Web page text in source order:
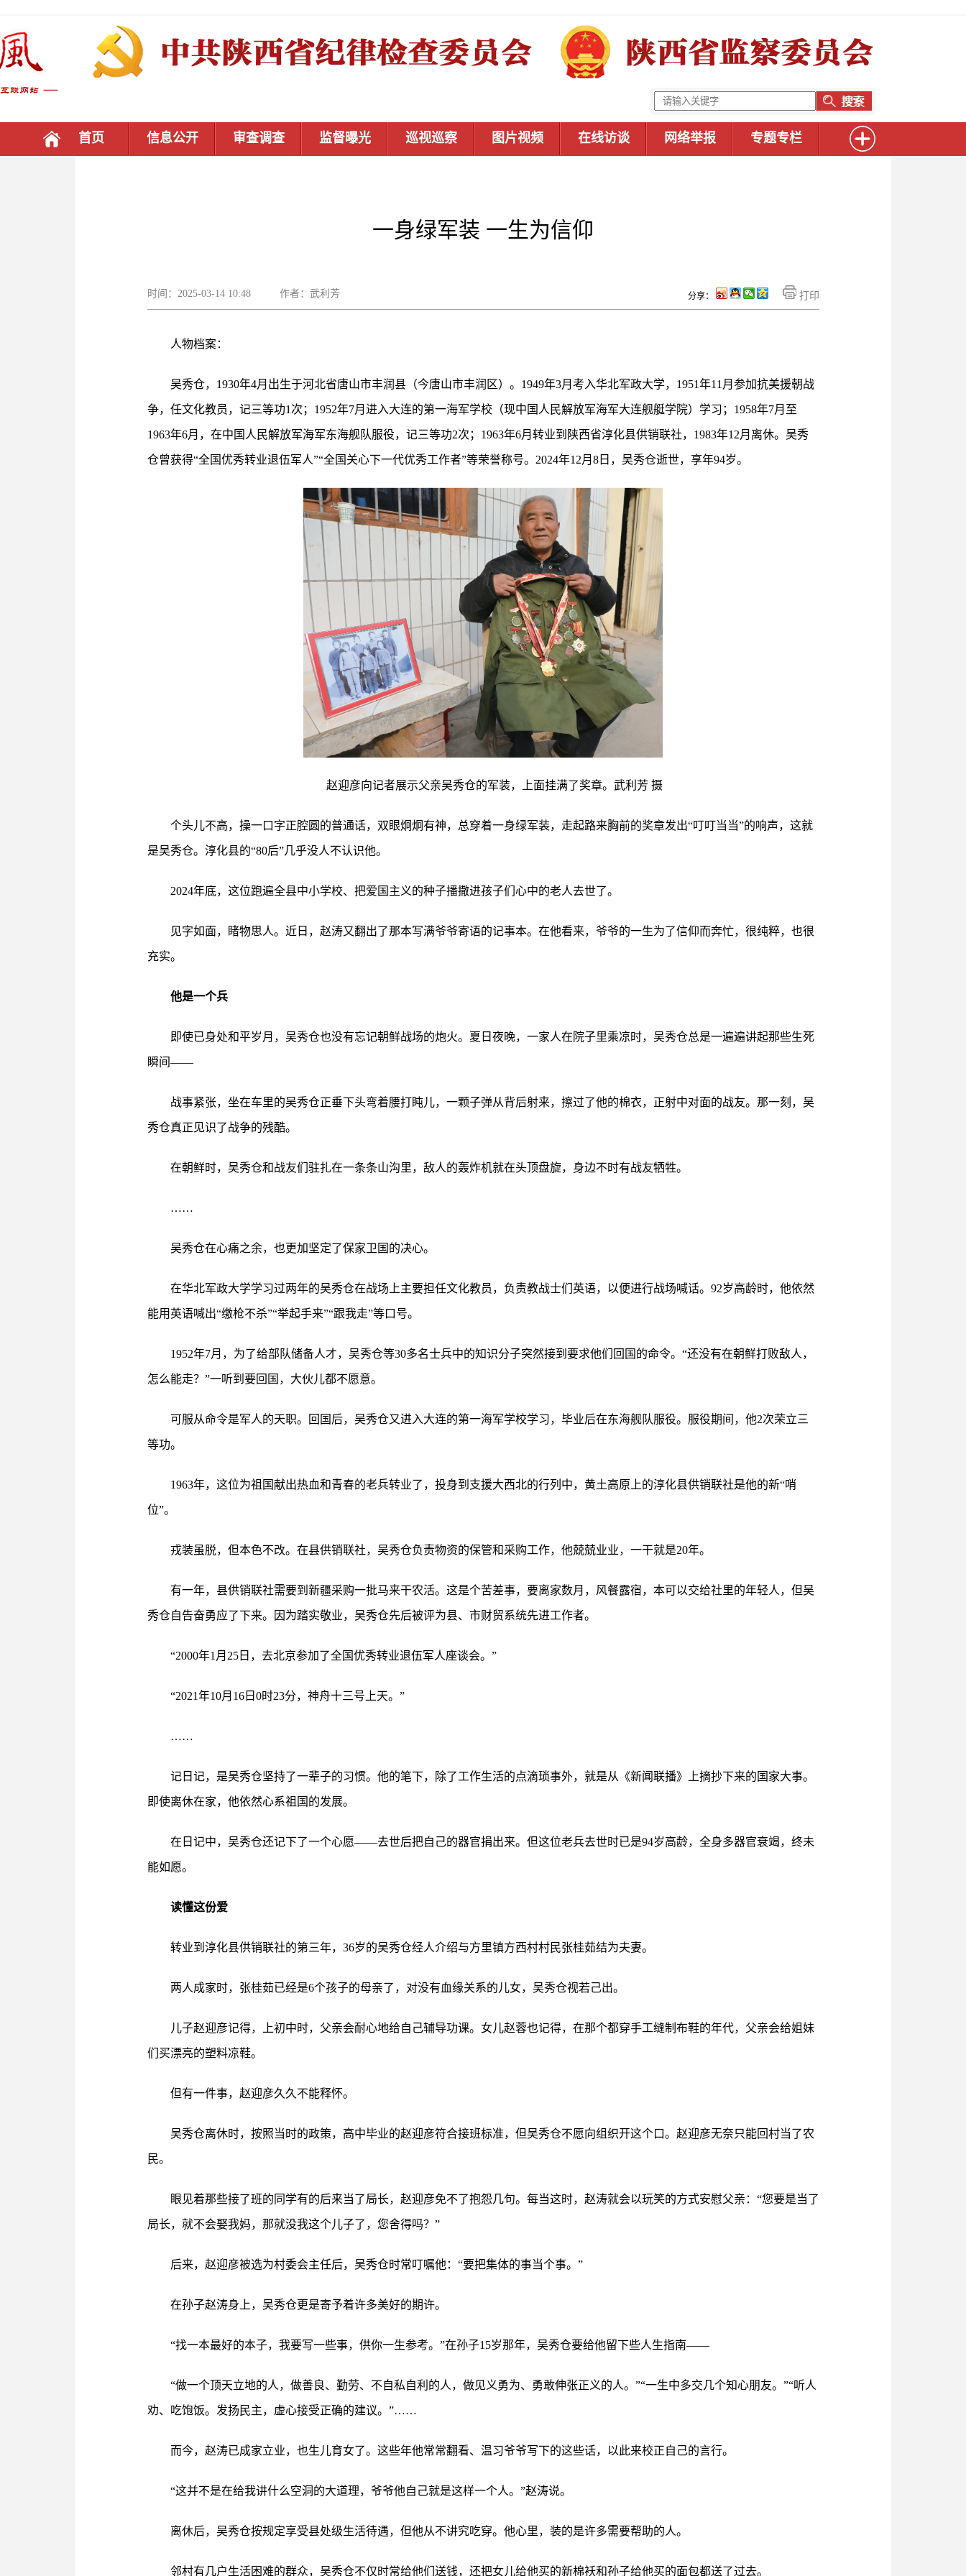
首页 信息公开 审查调查 监督曝光 巡视巡察 图片视频 在线访谈 网络举报 专题专栏
一身绿军装 一生为信仰
时间：2025-03-14 10:48 作者：武利芳 打印
分享：
人物档案：
吴秀仓，1930年4月出生于河北省唐山市丰润县（今唐山市丰润区）。1949年3月考入华北军政大学，1951年11月参加抗美援朝战
争，任文化教员，记三等功1次；1952年7月进入大连的第一海军学校（现中国人民解放军海军大连舰艇学院）学习；1958年7月至
1963年6月，在中国人民解放军海军东海舰队服役，记三等功2次；1963年6月转业到陕西省淳化县供销联社，1983年12月离休。吴秀
仓曾获得“全国优秀转业退伍军人”“全国关心下一代优秀工作者”等荣誉称号。2024年12月8日，吴秀仓逝世，享年94岁。
赵迎彦向记者展示父亲吴秀仓的军装，上面挂满了奖章。武利芳 摄
个头儿不高，操一口字正腔圆的普通话，双眼炯炯有神，总穿着一身绿军装，走起路来胸前的奖章发出“叮叮当当”的响声，这就
是吴秀仓。淳化县的“80后”几乎没人不认识他。
2024年底，这位跑遍全县中小学校、把爱国主义的种子播撒进孩子们心中的老人去世了。
见字如面，睹物思人。近日，赵涛又翻出了那本写满爷爷寄语的记事本。在他看来，爷爷的一生为了信仰而奔忙，很纯粹，也很
充实。
他是一个兵
即使已身处和平岁月，吴秀仓也没有忘记朝鲜战场的炮火。夏日夜晚，一家人在院子里乘凉时，吴秀仓总是一遍遍讲起那些生死
瞬间——
战事紧张，坐在车里的吴秀仓正垂下头弯着腰打盹儿，一颗子弹从背后射来，擦过了他的棉衣，正射中对面的战友。那一刻，吴
秀仓真正见识了战争的残酷。
在朝鲜时，吴秀仓和战友们驻扎在一条条山沟里，敌人的轰炸机就在头顶盘旋，身边不时有战友牺牲。
……
吴秀仓在心痛之余，也更加坚定了保家卫国的决心。
在华北军政大学学习过两年的吴秀仓在战场上主要担任文化教员，负责教战士们英语，以便进行战场喊话。92岁高龄时，他依然
能用英语喊出“缴枪不杀”“举起手来”“跟我走”等口号。
1952年7月，为了给部队储备人才，吴秀仓等30多名士兵中的知识分子突然接到要求他们回国的命令。“还没有在朝鲜打败敌人，
怎么能走？”一听到要回国，大伙儿都不愿意。
可服从命令是军人的天职。回国后，吴秀仓又进入大连的第一海军学校学习，毕业后在东海舰队服役。服役期间，他2次荣立三
等功。
1963年，这位为祖国献出热血和青春的老兵转业了，投身到支援大西北的行列中，黄土高原上的淳化县供销联社是他的新“哨
位”。
戎装虽脱，但本色不改。在县供销联社，吴秀仓负责物资的保管和采购工作，他兢兢业业，一干就是20年。
有一年，县供销联社需要到新疆采购一批马来干农活。这是个苦差事，要离家数月，风餐露宿，本可以交给社里的年轻人，但吴
秀仓自告奋勇应了下来。因为踏实敬业，吴秀仓先后被评为县、市财贸系统先进工作者。
“2000年1月25日，去北京参加了全国优秀转业退伍军人座谈会。”
“2021年10月16日0时23分，神舟十三号上天。”
……
记日记，是吴秀仓坚持了一辈子的习惯。他的笔下，除了工作生活的点滴琐事外，就是从《新闻联播》上摘抄下来的国家大事。
即使离休在家，他依然心系祖国的发展。
在日记中，吴秀仓还记下了一个心愿——去世后把自己的器官捐出来。但这位老兵去世时已是94岁高龄，全身多器官衰竭，终未
能如愿。
读懂这份爱
转业到淳化县供销联社的第三年，36岁的吴秀仓经人介绍与方里镇方西村村民张桂茹结为夫妻。
两人成家时，张桂茹已经是6个孩子的母亲了，对没有血缘关系的儿女，吴秀仓视若己出。
儿子赵迎彦记得，上初中时，父亲会耐心地给自己辅导功课。女儿赵蓉也记得，在那个都穿手工缝制布鞋的年代，父亲会给姐妹
们买漂亮的塑料凉鞋。
但有一件事，赵迎彦久久不能释怀。
吴秀仓离休时，按照当时的政策，高中毕业的赵迎彦符合接班标准，但吴秀仓不愿向组织开这个口。赵迎彦无奈只能回村当了农
民。
眼见着那些接了班的同学有的后来当了局长，赵迎彦免不了抱怨几句。每当这时，赵涛就会以玩笑的方式安慰父亲：“您要是当了
局长，就不会娶我妈，那就没我这个儿子了，您舍得吗？”
后来，赵迎彦被选为村委会主任后，吴秀仓时常叮嘱他：“要把集体的事当个事。”
在孙子赵涛身上，吴秀仓更是寄予着许多美好的期许。
“找一本最好的本子，我要写一些事，供你一生参考。”在孙子15岁那年，吴秀仓要给他留下些人生指南——
“做一个顶天立地的人，做善良、勤劳、不自私自利的人，做见义勇为、勇敢伸张正义的人。”“一生中多交几个知心朋友。”“听人
劝、吃饱饭。发扬民主，虚心接受正确的建议。”……
而今，赵涛已成家立业，也生儿育女了。这些年他常常翻看、温习爷爷写下的这些话，以此来校正自己的言行。
“这并不是在给我讲什么空洞的大道理，爷爷他自己就是这样一个人。”赵涛说。
离休后，吴秀仓按规定享受县处级生活待遇，但他从不讲究吃穿。他心里，装的是许多需要帮助的人。
邻村有几户生活困难的群众，吴秀仓不仅时常给他们送钱，还把女儿给他买的新棉袄和孙子给他买的面包都送了过去。